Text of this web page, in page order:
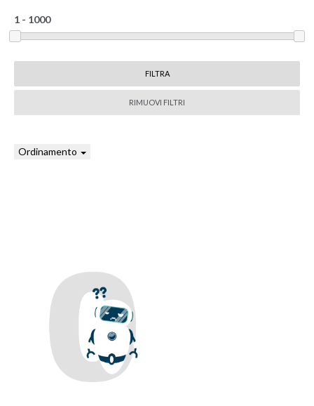
RIMUOVI FILTRI
Ordinamento